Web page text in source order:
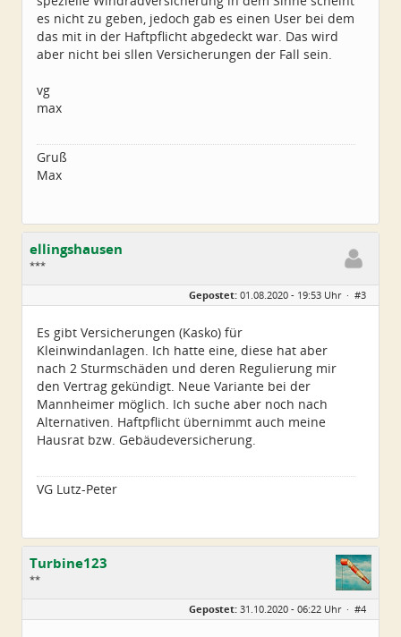
es nicht zu geben, jedoch gab es einen User bei dem
das mit in der Haftpflicht abgedeckt war. Das wird
aber nicht bei sllen Versicherungen der Fall sein.
vg
max
Gruß
Max
ellingshausen
***
Geschlecht:
Beiträge:
46
Gepostet: 01.08.2020 - 19:53 Uhr · #3
Es gibt Versicherungen (Kasko) für
Kleinwindanlagen. Ich hatte eine, diese hat aber
nach 2 Sturmschäden und deren Regulierung mir
den Vertrag gekündigt. Neue Variante bei der
Mannheimer möglich. Ich suche aber noch nach
Alternativen. Haftpflicht übernimmt auch meine
Hausrat bzw. Gebäudeversicherung.
VG Lutz-Peter
Turbine123
**
Beiträge:
10
Gepostet: 31.10.2020 - 06:22 Uhr · #4